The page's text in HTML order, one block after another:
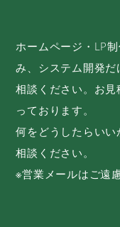
ホームページ・LP
み、システム開発
相談ください。お
っております。
何をどうしたらい
相談ください。
※営業メールはご遠